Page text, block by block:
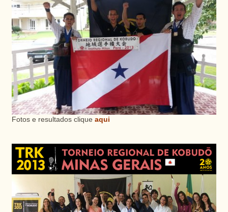
Fotos e resultados clique aqui